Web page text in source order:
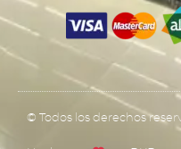
© Todos los derechos